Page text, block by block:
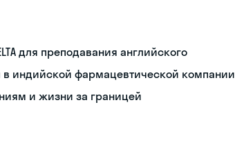
для преподавания английского
индийской фармацевтической компании
и жизни за границей